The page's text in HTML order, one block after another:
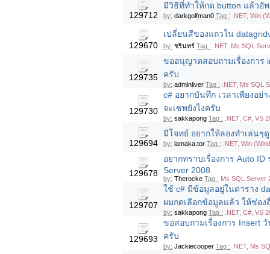
129712
มีวิธีที่ทำให้กด button แล้วอั
by: darkgolfman0 Tag : .NET, Win
129670
เปลี่ยนสีของแถวใน
by: ชรินทร์ Tag : .NET, Ms SQL
129735
ขออนุญาตสอบถามเรื่องการ
ครับ
by: adminliver Tag : .NET, Ms SQL
129730
c# อยากบันทึก เวลาเพียงอย่
จะเซพยังไงครับ
by: sakkapong Tag : .NET, C#, VS
129694
มีโจทย์ อยากให้ลองทำเล่นๆ
by: lamaka.tor Tag : .NET, Win
129678
อยากทราบเรื่องการ Auto
Server 2008
by: Therocke Tag : Ms SQL Server
129707
ใช้ c# มีข้อมูลอยู่ในตาราง
ผมกดเลือกข้อมูลแล้ว ให้ช่อ
by: sakkapong Tag : .NET, C#, VS
129693
ขอสอบถามเรื่องการ Insert
ครับ
by: Jackiecooper Tag : .NET, Ms